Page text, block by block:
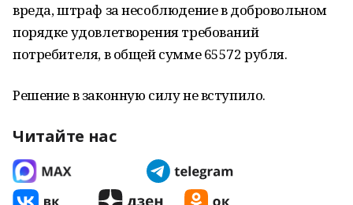
вреда, штраф за несоблюдение в добровольном
порядке удовлетворения требований
потребителя, в общей сумме 65572 рубля.
Решение в законную силу не вступило.
Читайте нас